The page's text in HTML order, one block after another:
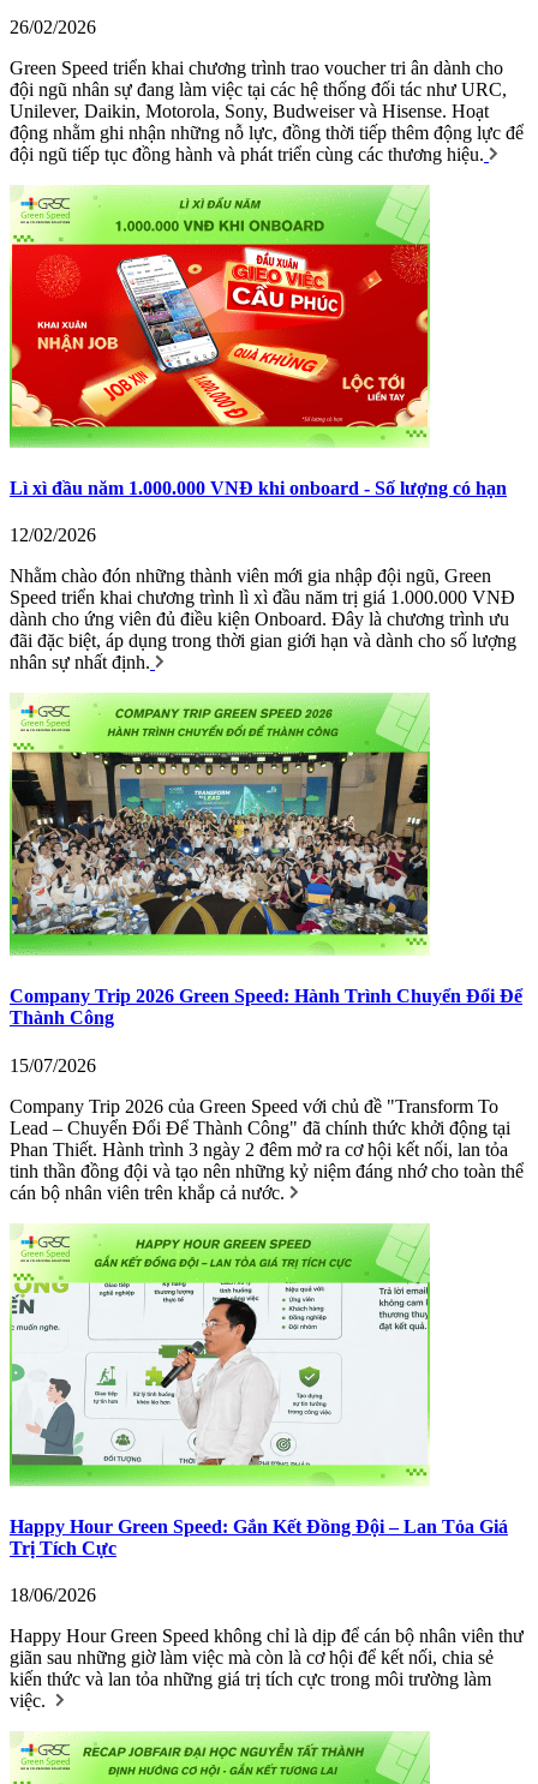
26/02/2026
Green Speed triển khai chương trình trao voucher tri ân dành cho
đội ngũ nhân sự đang làm việc tại các hệ thống đối tác như URC,
Unilever, Daikin, Motorola, Sony, Budweiser và Hisense. Hoạt
động nhằm ghi nhận những nỗ lực, đồng thời tiếp thêm động lực để
đội ngũ tiếp tục đồng hành và phát triển cùng các thương hiệu.
Lì xì đầu năm 1.000.000 VNĐ khi onboard - Số lượng có hạn
12/02/2026
Nhằm chào đón những thành viên mới gia nhập đội ngũ, Green
Speed triển khai chương trình lì xì đầu năm trị giá 1.000.000 VNĐ
dành cho ứng viên đủ điều kiện Onboard. Đây là chương trình ưu
đãi đặc biệt, áp dụng trong thời gian giới hạn và dành cho số lượng
nhân sự nhất định.
Company Trip 2026 Green Speed: Hành Trình Chuyển Đổi Để
Thành Công
15/07/2026
Company Trip 2026 của Green Speed với chủ đề "Transform To
Lead – Chuyển Đổi Để Thành Công" đã chính thức khởi động tại
Phan Thiết. Hành trình 3 ngày 2 đêm mở ra cơ hội kết nối, lan tỏa
tinh thần đồng đội và tạo nên những kỷ niệm đáng nhớ cho toàn thể
cán bộ nhân viên trên khắp cả nước.
Happy Hour Green Speed: Gắn Kết Đồng Đội – Lan Tỏa Giá
Trị Tích Cực
18/06/2026
Happy Hour Green Speed không chỉ là dịp để cán bộ nhân viên thư
giãn sau những giờ làm việc mà còn là cơ hội để kết nối, chia sẻ
kiến thức và lan tỏa những giá trị tích cực trong môi trường làm
việc.